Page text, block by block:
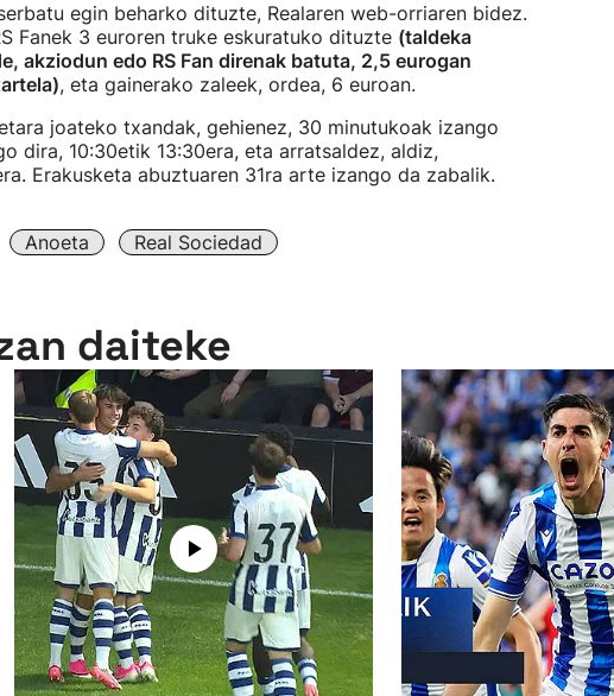
egin beharko dituzte, Realaren web-orriaren bidez.
Fanek 3 euroren truke eskuratuko dituzte (taldeka
akziodun edo RS Fan direnak batuta, 2,5 eurogan
, eta gainerako zaleek, ordea, 6 euroan.
joateko txandak, gehienez, 30 minutukoak izango
dira, 10:30etik 13:30era, eta arratsaldez, aldiz,
Erakusketa abuztuaren 31ra arte izango da zabalik.
Anoeta Real Sociedad
daiteke